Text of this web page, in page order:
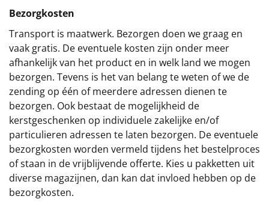
Bezorgkosten
Transport is maatwerk. Bezorgen doen we graag en
vaak gratis. De eventuele kosten zijn onder meer
afhankelijk van het product en in welk land we mogen
bezorgen. Tevens is het van belang te weten of we de
zending op één of meerdere adressen dienen te
bezorgen. Ook bestaat de mogelijkheid de
kerstgeschenken op individuele zakelijke en/of
particulieren adressen te laten bezorgen. De eventuele
bezorgkosten worden vermeld tijdens het bestelproces
of staan in de vrijblijvende offerte. Kies u pakketten uit
diverse magazijnen, dan kan dat invloed hebben op de
bezorgkosten.